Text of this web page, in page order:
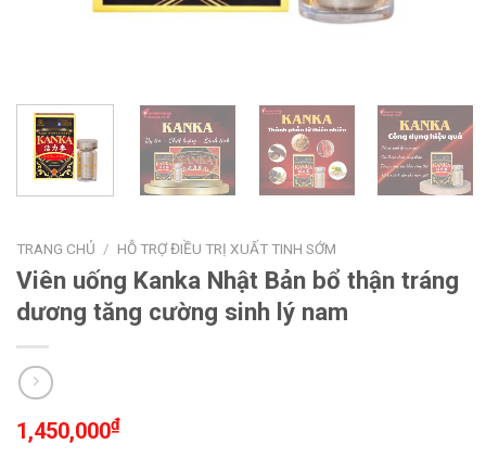
TRANG CHỦ / HỖ TRỢ ĐIỀU TRỊ XUẤT TINH SỚM
Viên uống Kanka Nhật Bản bổ thận tráng
dương tăng cường sinh lý nam
1,450,000₫